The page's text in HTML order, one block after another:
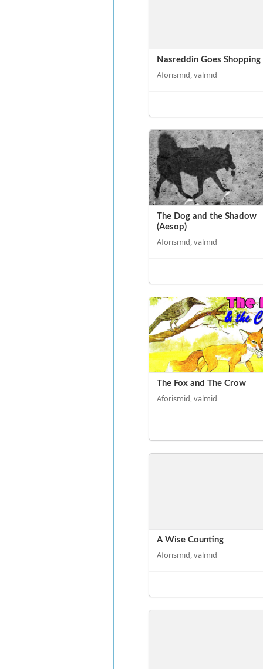
Nasreddin Goes Shopping
Aforismid, valmid
The Dog and the Shadow
(Aesop)
Aforismid, valmid
The Fox and The Crow
Aforismid, valmid
A Wise Counting
Aforismid, valmid